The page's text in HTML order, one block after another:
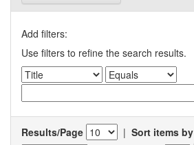
Add filters:
Use filters to refine the search results.
Results/Page | Sort items by